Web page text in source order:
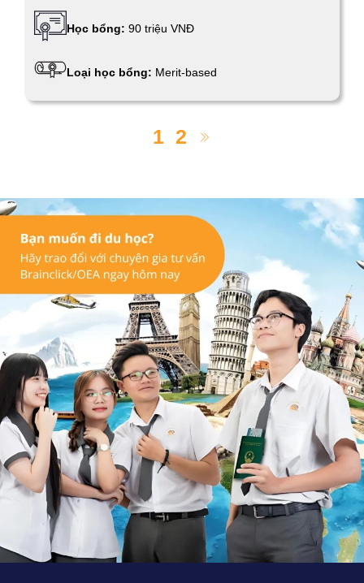
Học bổng: 90 triệu VNĐ
Loại học bổng: Merit-based
1 2